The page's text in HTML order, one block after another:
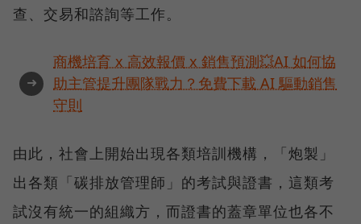
查、交易和諮詢等工作。
➜
商機培育 x 高效報價 x 銷售預測💥AI 如何協
助主管提升團隊戰力？免費下載 AI 驅動銷售
守則
由此，社會上開始出現各類培訓機構，「炮製」
出各類「碳排放管理師」的考試與證書，這類考
試沒有統一的組織方，而證書的蓋章單位也各不